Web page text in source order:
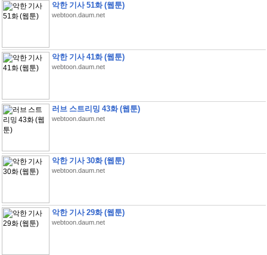
악한 기사 51화 (웹툰)
webtoon.daum.net
악한 기사 41화 (웹툰)
webtoon.daum.net
러브 스트리밍 43화 (웹툰)
webtoon.daum.net
악한 기사 30화 (웹툰)
webtoon.daum.net
악한 기사 29화 (웹툰)
webtoon.daum.net